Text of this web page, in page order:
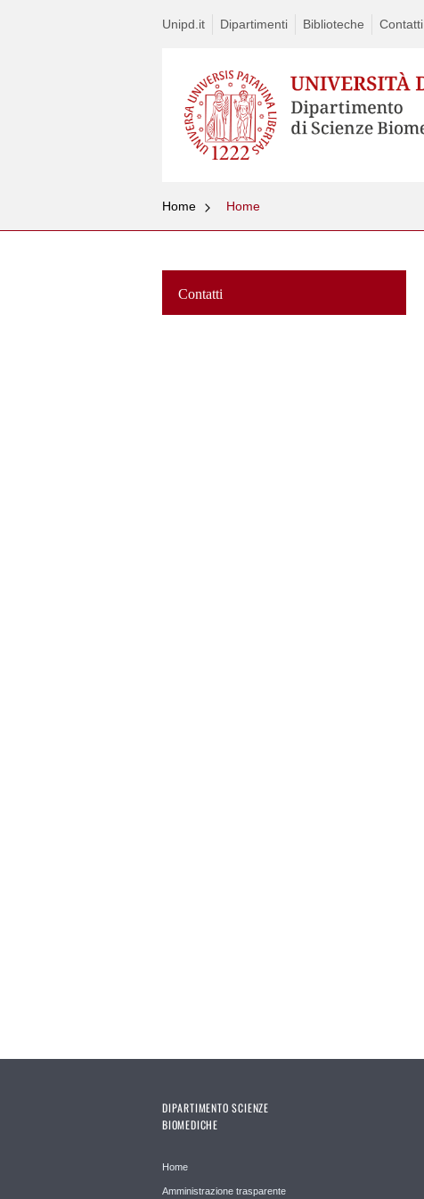
Unipd.it Dipartimenti Biblioteche Contatti
Home Home
Contatti
to
DIPARTIMENTO SCIENZE
BIOMEDICHE
Home
Amministrazione trasparente